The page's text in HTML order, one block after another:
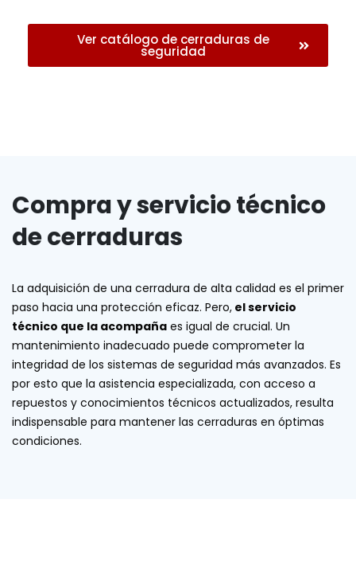
Ver catálogo de cerraduras de
seguridad
Compra y servicio técnico
de cerraduras
La adquisición de una cerradura de alta calidad es el primer
paso hacia una protección eficaz. Pero, el servicio
técnico que la acompaña es igual de crucial. Un
mantenimiento inadecuado puede comprometer la
integridad de los sistemas de seguridad más avanzados. Es
por esto que la asistencia especializada, con acceso a
repuestos y conocimientos técnicos actualizados, resulta
indispensable para mantener las cerraduras en óptimas
condiciones.